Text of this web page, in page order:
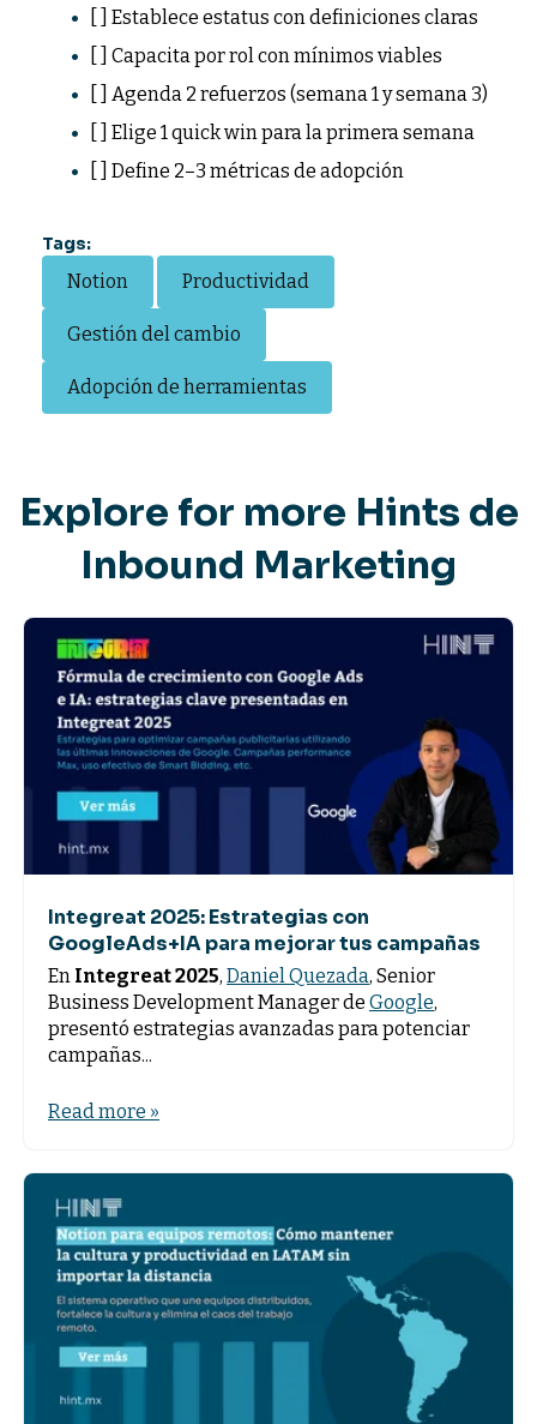
[ ] Establece estatus con definiciones claras
[ ] Capacita por rol con mínimos viables
[ ] Agenda 2 refuerzos (semana 1 y semana 3)
[ ] Elige 1 quick win para la primera semana
[ ] Define 2–3 métricas de adopción
Tags:
Notion Productividad
Gestión del cambio
Adopción de herramientas
Explore for more Hints de
Inbound Marketing
Integreat 2025: Estrategias con
GoogleAds+IA para mejorar tus campañas
En Integreat 2025, Daniel Quezada, Senior
Business Development Manager de Google,
presentó estrategias avanzadas para potenciar
campañas...
Read more »